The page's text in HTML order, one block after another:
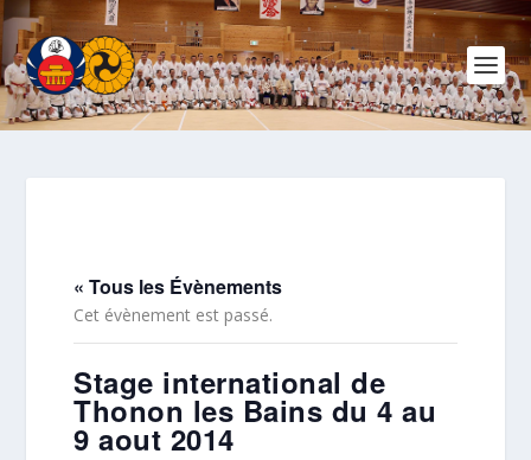
« Tous les Évènements
Cet évènement est passé.
Stage international de
Thonon les Bains du 4 au
9 aout 2014